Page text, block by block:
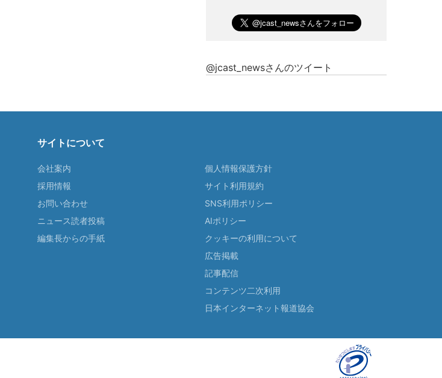
@jcast_newsさんのツイート
サイトについて
会社案内
採用情報
お問い合わせ
ニュース読者投稿
編集長からの手紙
個人情報保護方針
サイト利用規約
SNS利用ポリシー
AIポリシー
クッキーの利用について
広告掲載
記事配信
コンテンツ二次利用
日本インターネット報道協会